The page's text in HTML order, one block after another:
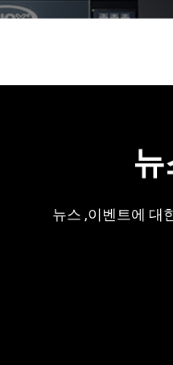
뉴스 ,이벤트에 대